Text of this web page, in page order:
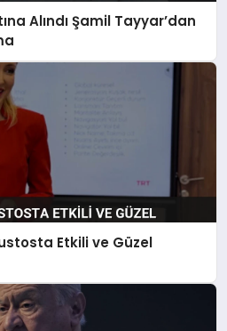
Alındı Şamil Tayyar’dan
Etkili ve Güzel